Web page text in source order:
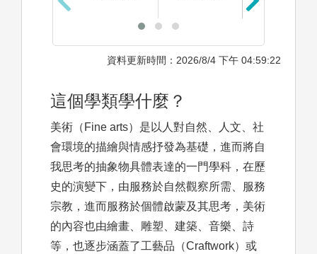
資料更新時間：2026/8/4 下午 04:59:22
這個學類學什麼？
美術（Fine arts）是以人對自然、人文、社
會環境的描繪與情感抒發為基礎，進而將自
我思考的抽象物具體表達的一門學科，在歷
史的演變下，由服務於自然觀察所需、服務
宗教，進而服務於個體啟蒙及其思考，美術
的內容也由繪畫、雕塑、建築、音樂、詩
等，也逐步涵蓋了工藝品（Craftwork）或